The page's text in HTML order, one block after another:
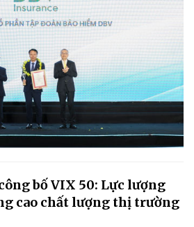
bố VIX 50: Lực lượng
cao chất lượng thị trường